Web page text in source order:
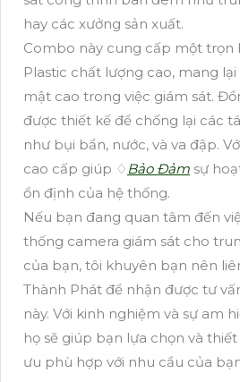
hay các xưởng sản xuất.
Combo này cung cấp một trọn
Plastic chất lượng cao, mang
mật cao trong việc giám sát.
được thiết kế để chống lại các
như bụi bẩn, nước, và va đập.
cao cấp giúp ♢Bảo Đảm sự
ổn định của hệ thống.
Nếu bạn đang quan tâm đến
thống camera giám sát cho
của bạn, tôi khuyên bạn nên
Thành Phát để nhận được tư
này. Với kinh nghiệm và sự am
họ sẽ giúp bạn lựa chọn và
ưu phù hợp với nhu cầu của